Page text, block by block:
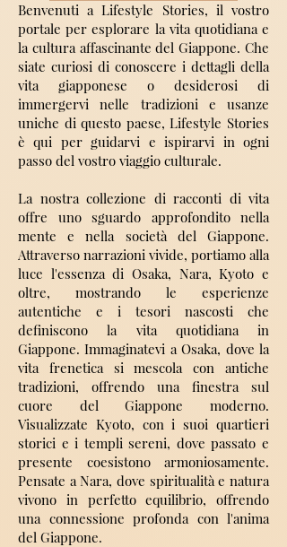
Benvenuti a Lifestyle Stories, il vostro
portale per esplorare la vita quotidiana e
la cultura affascinante del Giappone. Che
siate curiosi di conoscere i dettagli della
vita giapponese o desiderosi di
immergervi nelle tradizioni e usanze
uniche di questo paese, Lifestyle Stories
è qui per guidarvi e ispirarvi in ogni
passo del vostro viaggio culturale.
La nostra collezione di racconti di vita
offre uno sguardo approfondito nella
mente e nella società del Giappone.
Attraverso narrazioni vivide, portiamo alla
luce l'essenza di Osaka, Nara, Kyoto e
oltre, mostrando le esperienze
autentiche e i tesori nascosti che
definiscono la vita quotidiana in
Giappone. Immaginatevi a Osaka, dove la
vita frenetica si mescola con antiche
tradizioni, offrendo una finestra sul
cuore del Giappone moderno.
Visualizzate Kyoto, con i suoi quartieri
storici e i templi sereni, dove passato e
presente coesistono armoniosamente.
Pensate a Nara, dove spiritualità e natura
vivono in perfetto equilibrio, offrendo
una connessione profonda con l'anima
del Giappone.